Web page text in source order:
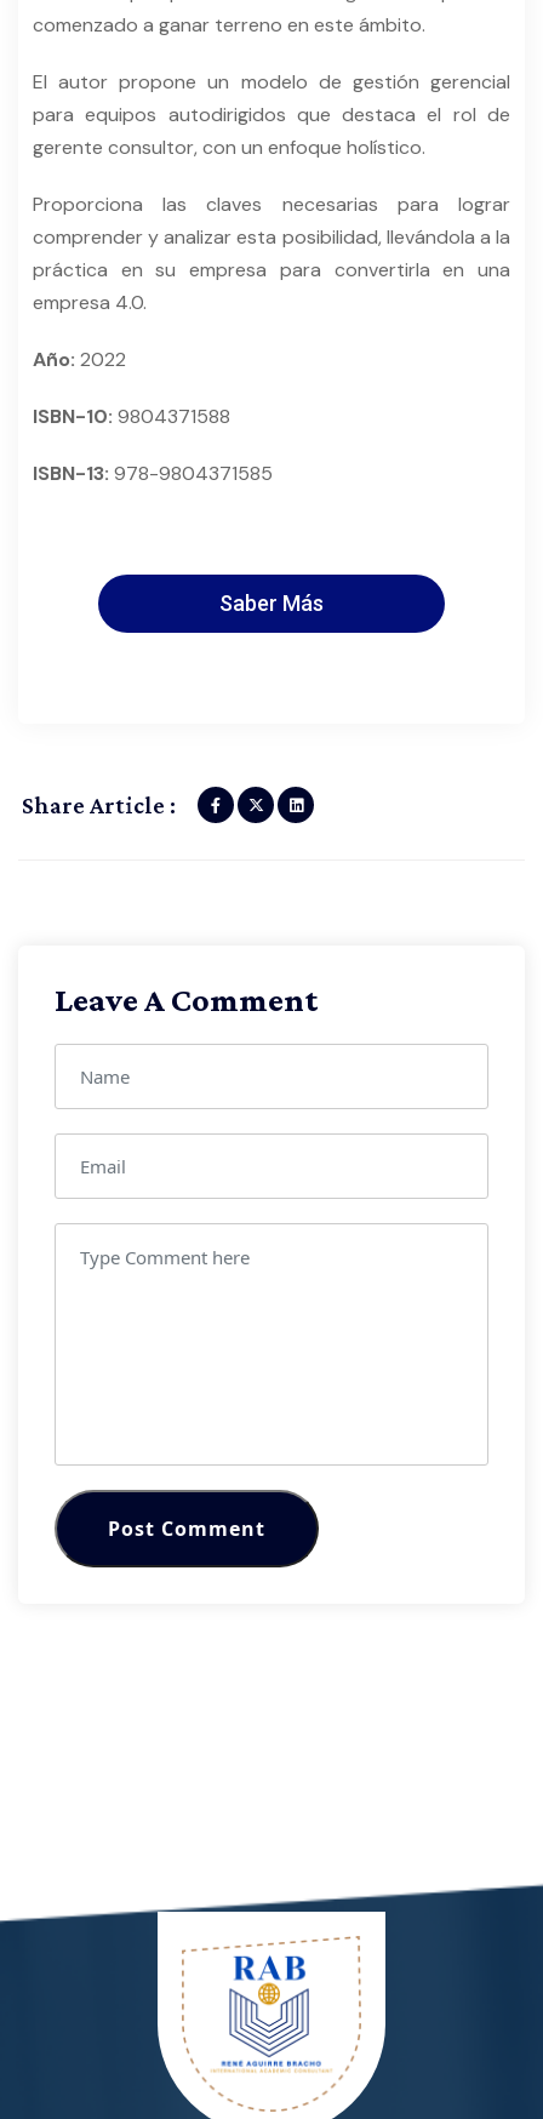
comenzado a ganar terreno en este ámbito.
El autor propone un modelo de gestión gerencial
para equipos autodirigidos que destaca el rol de
gerente consultor, con un enfoque holístico.
Proporciona las claves necesarias para lograr
comprender y analizar esta posibilidad, llevándola a la
práctica en su empresa para convertirla en una
empresa 4.0.
Año: 2022
ISBN-10: 9804371588
ISBN-13: 978-9804371585
Saber Más
Share Article :
Leave A Comment
Post Comment